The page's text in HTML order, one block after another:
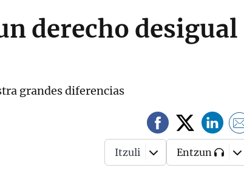
derecho desigual
grandes diferencias
Itzuli Entzun